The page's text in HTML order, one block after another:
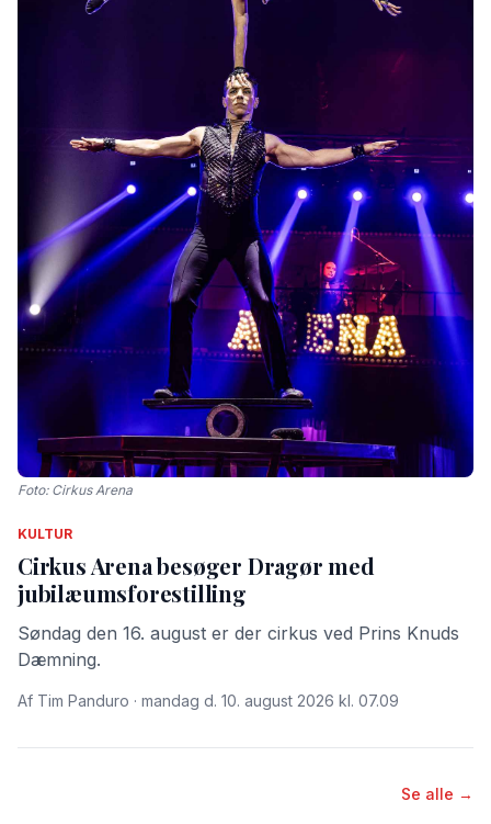
Foto: Cirkus Arena
KULTUR
Cirkus Arena besøger Dragør med
jubilæumsforestilling
Søndag den 16. august er der cirkus ved Prins Knuds
Dæmning.
Af Tim Panduro · mandag d. 10. august 2026 kl. 07.09
Se alle →